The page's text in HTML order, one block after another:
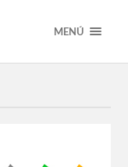
MENÚ